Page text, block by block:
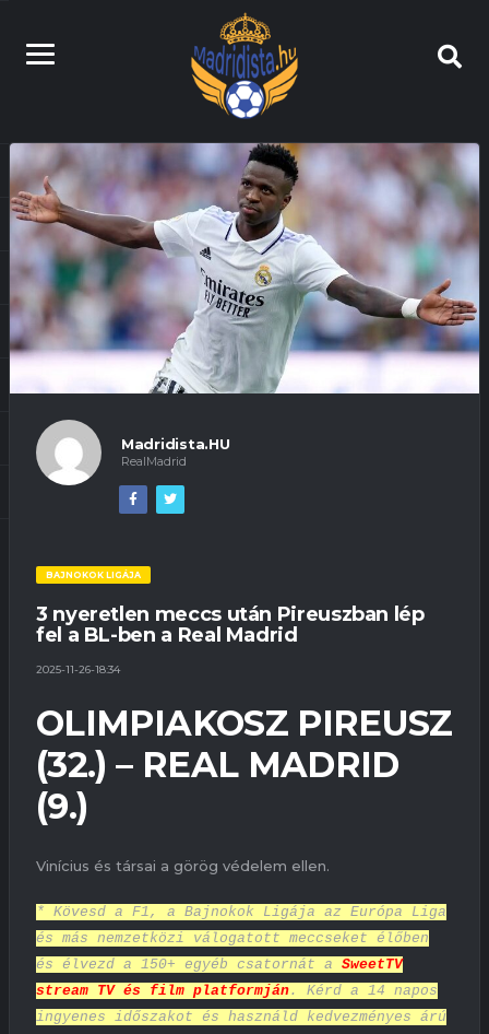
Madridista.HU
RealMadrid
BAJNOKOK LIGÁJA
3 nyeretlen meccs után Pireuszban lép
fel a BL-ben a Real Madrid
2025-11-26-18:34
OLIMPIAKOSZ PIREUSZ
(32.) – REAL MADRID
(9.)
Vinícius és társai a görög védelem ellen.
* Kövesd a F1, a Bajnokok Ligája az Európa Liga
és más nemzetközi válogatott meccseket élőben
és élvezd a 150+ egyéb csatornát a SweetTV
stream TV és film platformján. Kérd a 14 napos
ingyenes időszakot és használd kedvezményes árú